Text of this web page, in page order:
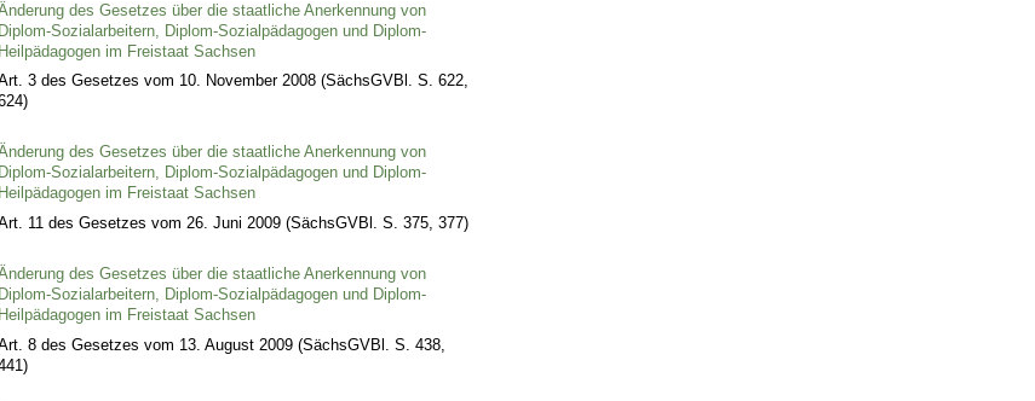
des Gesetzes über die staatliche Anerkennung von
Diplom-Sozialarbeitern, Diplom-Sozialpädagogen und Diplom-
Heilpädagogen im Freistaat Sachsen
3 des Gesetzes vom 10. November 2008 (SächsGVBl. S. 622,
des Gesetzes über die staatliche Anerkennung von
Diplom-Sozialarbeitern, Diplom-Sozialpädagogen und Diplom-
Heilpädagogen im Freistaat Sachsen
11 des Gesetzes vom 26. Juni 2009 (SächsGVBl. S. 375, 377)
des Gesetzes über die staatliche Anerkennung von
Diplom-Sozialarbeitern, Diplom-Sozialpädagogen und Diplom-
Heilpädagogen im Freistaat Sachsen
8 des Gesetzes vom 13. August 2009 (SächsGVBl. S. 438,